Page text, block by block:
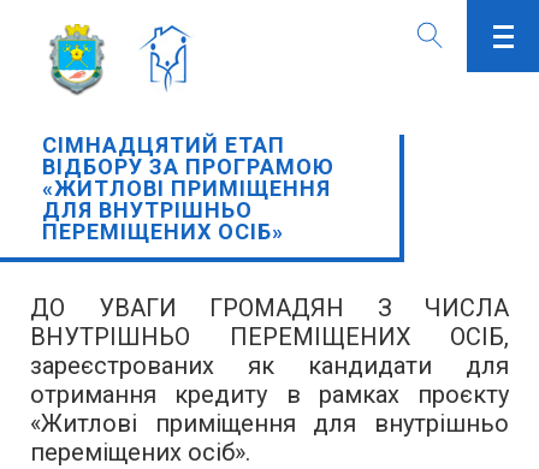
СІМНАДЦЯТИЙ ЕТАП
ВІДБОРУ ЗА ПРОГРАМОЮ
«ЖИТЛОВІ ПРИМІЩЕННЯ
ДЛЯ ВНУТРІШНЬО
ПЕРЕМІЩЕНИХ ОСІБ»
ДО УВАГИ ГРОМАДЯН З ЧИСЛА
ВНУТРІШНЬО ПЕРЕМІЩЕНИХ ОСІБ,
зареєстрованих як кандидати для
отримання кредиту в рамках проєкту
«Житлові приміщення для внутрішньо
переміщених осіб».